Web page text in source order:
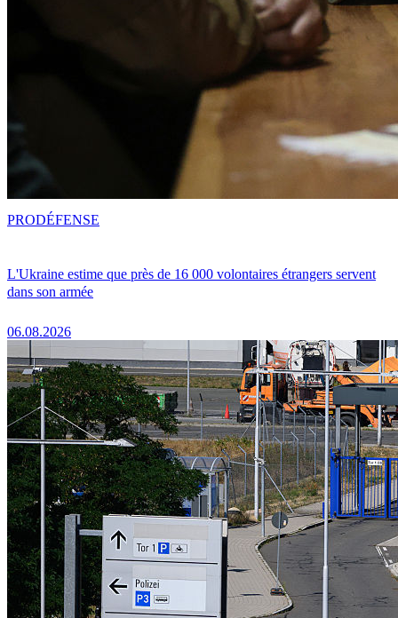
L'Ukraine estime que près de 16 000 volontaires étrangers servent
dans son armée
06.08.2026
PRODÉFENSE